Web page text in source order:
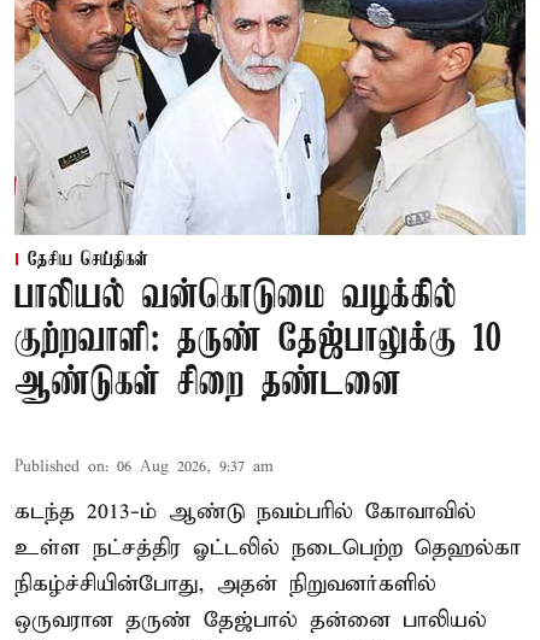
தேசிய செய்திகள்
பாலியல் வன்கொடுமை வழக்கில்
குற்றவாளி: தருண் தேஜ்பாலுக்கு 10
ஆண்டுகள் சிறை தண்டனை
Published on: 06 Aug 2026, 9:37 am
கடந்த 2013-ம் ஆண்டு நவம்பரில் கோவாவில்
உள்ள நட்சத்திர ஓட்டலில் நடைபெற்ற தெஹல்கா
நிகழ்ச்சியின்போது, அதன் நிறுவனர்களில்
ஒருவரான தருண் தேஜ்பால் தன்னை பாலியல்